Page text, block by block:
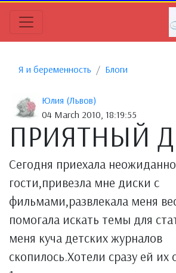
Я и беременность Блоги
Юлия (Львов)
04 March 2010, 18:19:55
ПРИЯТНЫЙ
Сегодня приехала
гости,привезла мне диски с
фильмами,развлекала меня
помогала искать темы для
меня куча детских журналов
скопилось.Хотели сразу ей их